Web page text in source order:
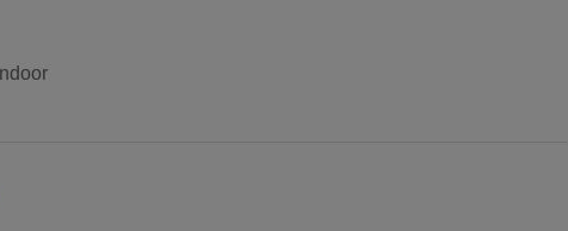
Indoor